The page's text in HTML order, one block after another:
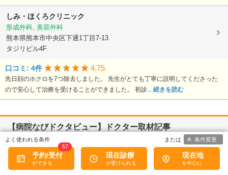
しみ・ほくろクリニック
形成外科, 美容外科
熊本県熊本市中央区下通1丁目7-13
タジリビル4F
口コミ: 4件 4.75
先日顔のホクロを7つ除去しました。 先生がとても丁寧に説明してくださった
ので安心して治療を受けることができました。 初診... 続きを読む
【病院なびドクタビュー】ドクター取材記事
熊本県熊本市南区
たかしお内科ハートクリニック
予約/受付
57
現在診療 現在地
条件変更